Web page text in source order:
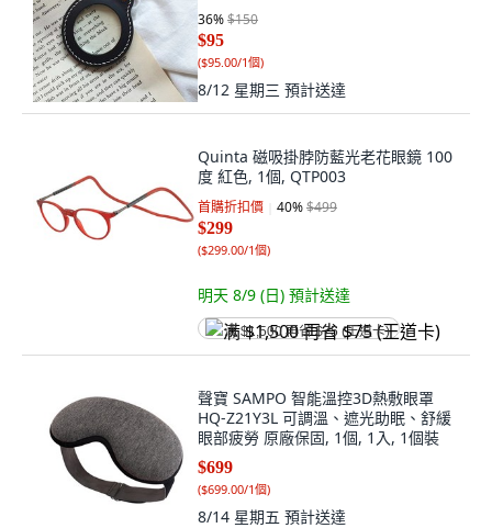
36%$150
$95
($95.00/1個)
8/12 星期三 預計送達
Quinta 磁吸掛脖防藍光老花眼鏡 100
度 紅色, 1個, QTP003
首購折扣價 40%$499
$299
($299.00/1個)
明天 8/9 (日) 預計送達
满 $1,500 再省 $75 (王道卡)
聲寶 SAMPO 智能溫控3D熱敷眼罩
HQ-Z21Y3L 可調溫、遮光助眠、舒緩
眼部疲勞 原廠保固, 1個, 1入, 1個裝
$699
($699.00/1個)
8/14 星期五 預計送達